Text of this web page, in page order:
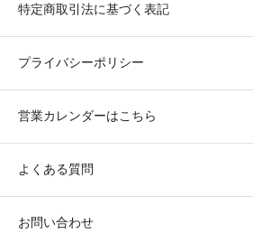
特定商取引法に基づく表記
プライバシーポリシー
営業カレンダーはこちら
よくある質問
お問い合わせ